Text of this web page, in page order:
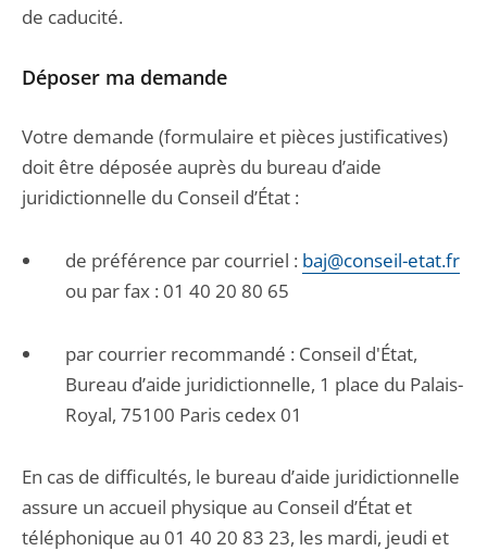
de caducité.
Déposer ma demande
Votre demande (formulaire et pièces justificatives)
doit être déposée auprès du bureau d’aide
juridictionnelle du Conseil d’État :
de préférence par courriel : baj@conseil-etat.fr
ou par fax : 01 40 20 80 65
par courrier recommandé : Conseil d'État,
Bureau d’aide juridictionnelle, 1 place du Palais-
Royal, 75100 Paris cedex 01
En cas de difficultés, le bureau d’aide juridictionnelle
assure un accueil physique au Conseil d’État et
téléphonique au 01 40 20 83 23, les mardi, jeudi et